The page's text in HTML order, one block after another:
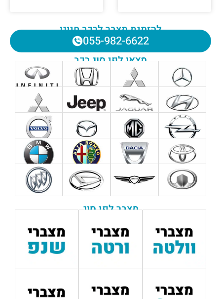
להזמנת מצבר לרכב חייגו
055-982-6622
מצאו לפי סוג רכב
מצבר לפי סוג